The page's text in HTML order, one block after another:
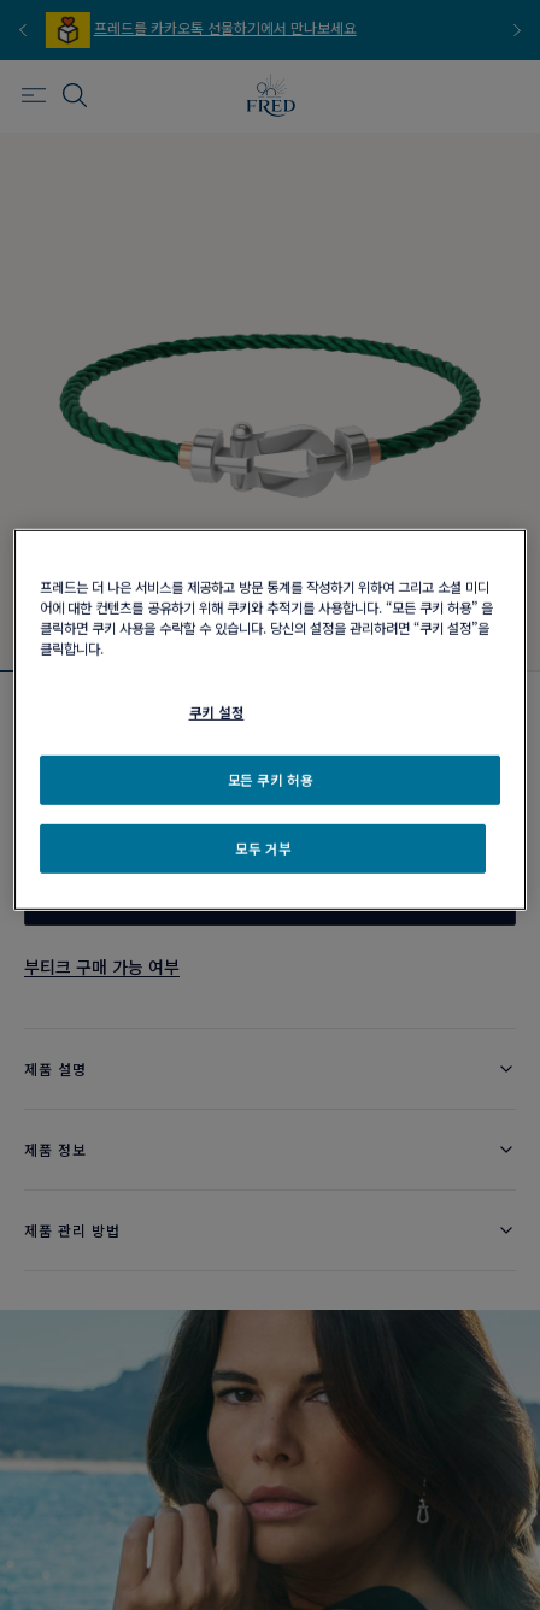
프레드를 이메일 주문 서비스로 만나보세요
포스텐 브레이슬릿
₩ 4,140,000
커스터마이즈
부티크 구매 가능 여부
제품 설명
제품 정보
제품 관리 방법
프레드는 더 나은 서비스를 제공하고 방문 통계를 작성하기 위하여 그리고 소셜 미디
어에 대한 컨텐츠를 공유하기 위해 쿠키와 추적기를 사용합니다. “모든 쿠키 허용” 을
클릭하면 쿠키 사용을 수락할 수 있습니다. 당신의 설정을 관리하려면 “쿠키 설정”을
클릭합니다.
쿠키 설정
모두 거부
모든 쿠키 허용